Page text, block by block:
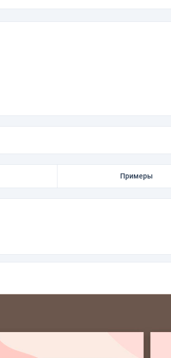
Примеры